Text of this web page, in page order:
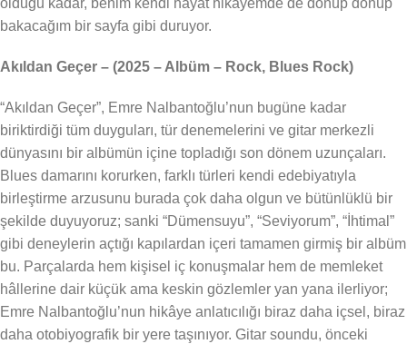
olduğu kadar, benim kendi hayat hikâyemde de dönüp dönüp
bakacağım bir sayfa gibi duruyor.
Akıldan Geçer – (2025 – Albüm – Rock, Blues Rock)
“Akıldan Geçer”, Emre Nalbantoğlu’nun bugüne kadar
biriktirdiği tüm duyguları, tür denemelerini ve gitar merkezli
dünyasını bir albümün içine topladığı son dönem uzunçaları.
Blues damarını korurken, farklı türleri kendi edebiyatıyla
birleştirme arzusunu burada çok daha olgun ve bütünlüklü bir
şekilde duyuyoruz; sanki “Dümensuyu”, “Seviyorum”, “İhtimal”
gibi deneylerin açtığı kapılardan içeri tamamen girmiş bir albüm
bu. Parçalarda hem kişisel iç konuşmalar hem de memleket
hâllerine dair küçük ama keskin gözlemler yan yana ilerliyor;
Emre Nalbantoğlu’nun hikâye anlatıcılığı biraz daha içsel, biraz
daha otobiyografik bir yere taşınıyor. Gitar soundu, önceki